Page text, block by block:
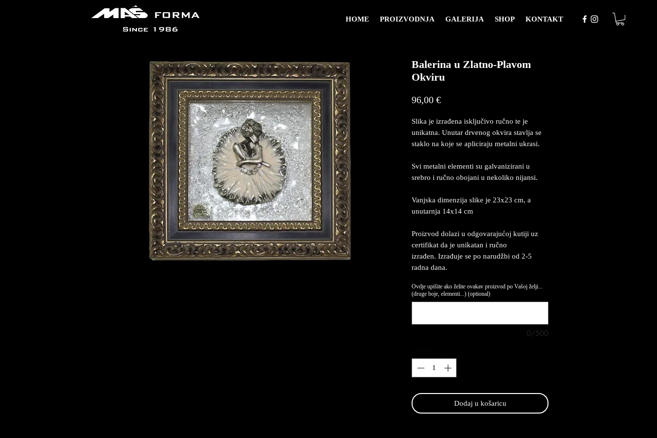
HOME PROIZVODNJA GALERIJA SHOP KONTAKT
Balerina u Zlatno-Plavom
Okviru
96,00 €Price
Slika je izrađena isključivo ručno te je
unikatna. Unutar drvenog okvira stavlja se
staklo na koje se apliciraju metalni ukrasi.
Svi metalni elementi su galvanizirani u
srebro i ručno obojani u nekoliko nijansi.
Vanjska dimenzija slike je 23x23 cm, a
unutarnja 14x14 cm
Proizvod dolazi u odgovarajućoj kutiji uz
certifikat da je unikatan i ručno
izrađen. Izrađuje se po narudžbi od 2-5
radna dana.
Ovdje upišite ako želite ovakav proizvod po Vašoj želji...
(druge boje, elementi...) (optional)
0/500
Dodaj u košaricu